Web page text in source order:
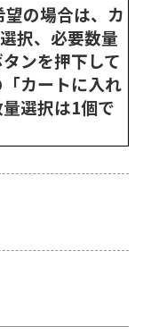
の場合は、カ
択、必要数量
ンを押下して
カートに入れ
選択は1個で